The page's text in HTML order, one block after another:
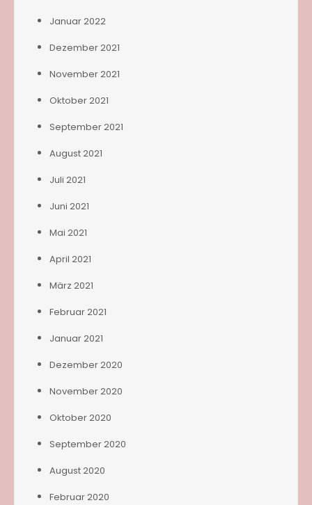
Januar 2022
Dezember 2021
November 2021
Oktober 2021
September 2021
August 2021
Juli 2021
Juni 2021
Mai 2021
April 2021
März 2021
Februar 2021
Januar 2021
Dezember 2020
November 2020
Oktober 2020
September 2020
August 2020
Februar 2020